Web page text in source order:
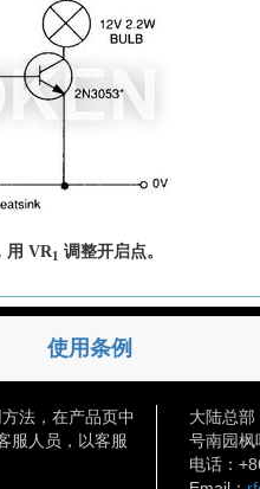
用 VR1 调整开启点。
使用条例
法，在产品页中
服人员，以客服
大陆总
号南园枫
电话：